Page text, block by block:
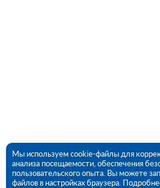
Мы используем cookie-файлы для
анализа посещаемости, обеспечения
пользовательского опыта. Вы можете
файлов в настройках браузера.